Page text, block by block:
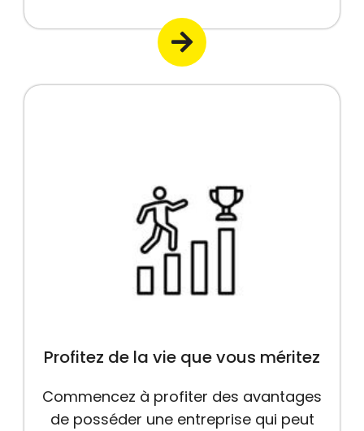
Profitez de la vie que vous méritez
Commencez à profiter des avantages
de posséder une entreprise qui peut